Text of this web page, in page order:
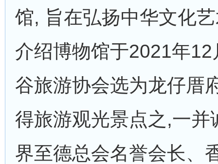
馆, 旨在弘扬中华文化
介绍博物馆于2021年
谷旅游协会选为龙仔厝
得旅游观光景点之,一并
界至德总会名誉会长、